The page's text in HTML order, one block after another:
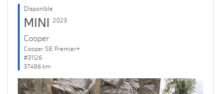
Disponible
MINI 2023
Cooper
Cooper SE Premier+
#31126
37486 km